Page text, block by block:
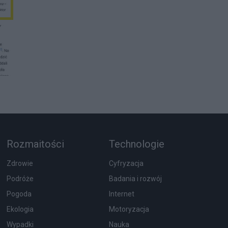
Rozmaitości
Zdrowie
Podróże
Pogoda
Ekologia
Wypadki
Technologie
Cyfryzacja
Badania i rozwój
Internet
Motoryzacja
Nauka